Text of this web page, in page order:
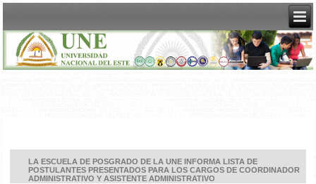
LA ESCUELA DE POSGRADO DE LA UNE INFORMA LISTA DE
POSTULANTES PRESENTADOS PARA LOS CARGOS DE COORDINADOR
ADMINISTRATIVO Y ASISTENTE ADMINISTRATIVO